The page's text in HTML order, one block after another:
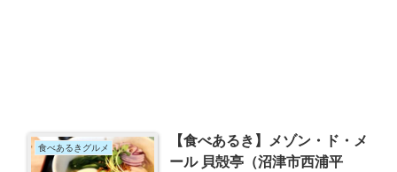
食べあるきグルメ
【食べあるき】メゾン・ド・メ
ール 貝殻亭（沼津市西浦平